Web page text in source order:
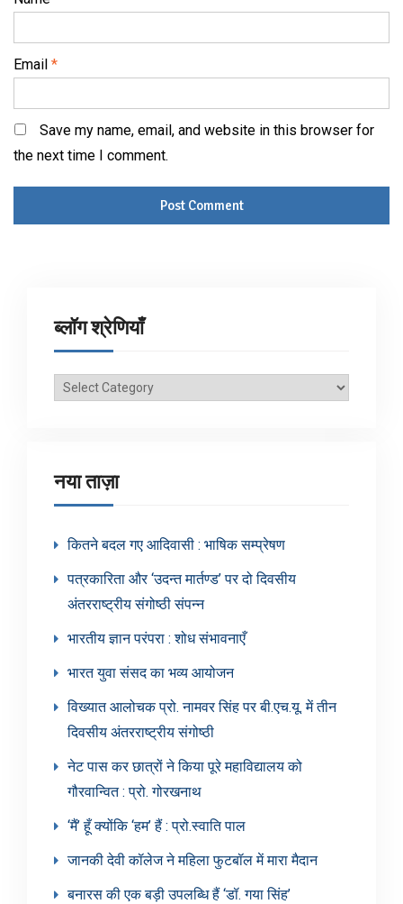
Email *
Save my name, email, and website in this browser for
the next time I comment.
ब्लॉग श्रेणियाँ
ब्लॉग
नया ताज़ा
कितने बदल गए आदिवासी : भाषिक सम्प्रेषण
पत्रकारिता और ‘उदन्त मार्तण्ड’ पर दो दिवसीय
अंतरराष्ट्रीय संगोष्ठी संपन्न
भारतीय ज्ञान परंपरा : शोध संभावनाएँ
भारत युवा संसद का भव्य आयोजन
विख्यात आलोचक प्रो. नामवर सिंह पर बी.एच.यू. में तीन
दिवसीय अंतरराष्ट्रीय संगोष्ठी
नेट पास कर छात्रों ने किया पूरे महाविद्यालय को
गौरवान्वित : प्रो. गोरखनाथ
‘मैं’ हूँ क्योंकि ‘हम’ हैं : प्रो.स्वाति पाल
जानकी देवी कॉलेज ने महिला फुटबॉल में मारा मैदान
बनारस की एक बड़ी उपलब्धि हैं ‘डॉ. गया सिंह’